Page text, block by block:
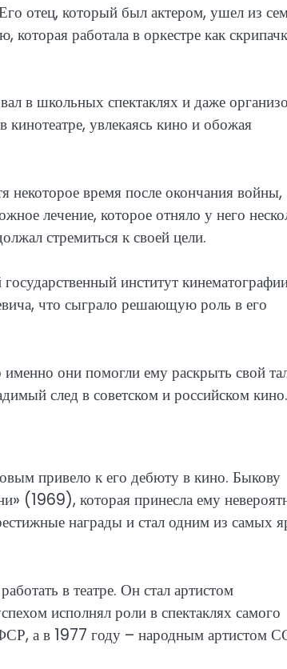
отец, который был актером, ушел из
работала в оркестре как
в школьных спектаклях и даже
увлекаясь кино и обожая
некоторое время после окончания войны,
лечение, которое отняло у него
стремиться к своей цели.
институт
что сыграло решающую роль в его
они помогли ему раскрыть свой
след в советском и российском кино.
привело к его дебюту в кино. Быкову
(1969), которая принесла ему
награды и стал одним из самых
в театре. Он стал артистом
исполнял роли в спектаклях самого
а в 1977 году – народным артистом